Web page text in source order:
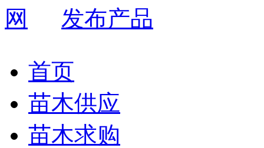
发布产品
首页
苗木供应
苗木求购